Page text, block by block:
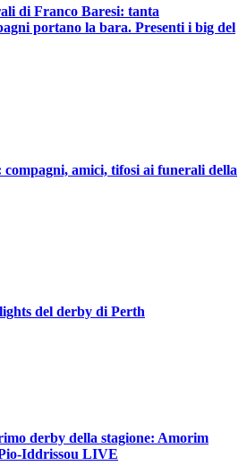
di Franco Baresi: tanta
portano la bara. Presenti i big del
amici, tifosi ai funerali della
del derby di Perth
derby della stagione: Amorim
Iddrissou LIVE